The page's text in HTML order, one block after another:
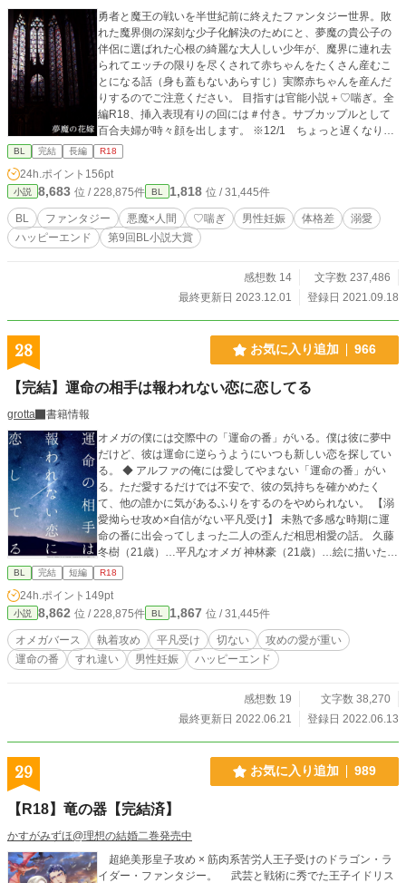
勇者と魔王の戦いを半世紀前に終えたファンタジー世界。敗
れた魔界側の深刻な少子化解決のためにと、夢魔の貴公子の
伴侶に選ばれた心根の綺麗な大人しい少年が、魔界に連れ去
られてエッチの限りを尽くされて赤ちゃんをたくさん産むこ
とになる話（身も蓋もないあらすじ）実際赤ちゃんを産んだ
りするのでご注意ください。 目指すは官能小説＋♡喘ぎ。全
編R18、挿入表現有りの回には＃付き。サブカップルとして
百合夫婦が時々顔を出します。 ※12/1 ちょっと遅くなりま
したが、番外編完結しました(´▽｀)久し振りで楽しかったで
す！ ご愛顧ありがとうございました。二人をイチャコラさせ
たくなったらまた更新します。
BL 完結 長編 R18
24h.ポイント 156pt
小説 8,683 位 / 228,875件 BL 1,818 位 / 31,445件
BL ファンタジー 悪魔×人間 ♡喘ぎ 男性妊娠 体格差
溺愛
ハッピーエンド
第9回BL小説大賞
感想数 14
文字数 237,486
最終更新日 2023.12.01
登録日 2021.09.18
28 お気に入り追加 966
【完結】運命の相手は報われない恋に恋してる
grotta
書籍情報
オメガの僕には交際中の「運命の番」がいる。僕は彼に夢中
だけど、彼は運命に逆らうようにいつも新しい恋を探してい
る。 ◆ アルファの俺には愛してやまない「運命の番」がい
る。ただ愛するだけでは不安で、彼の気持ちを確かめたく
て、他の誰かに気があるふりをするのをやめられない。 【溺
愛拗らせ攻め×自信がない平凡受け】 未熟で多感な時期に運
命の番に出会ってしまった二人の歪んだ相思相愛の話。 久藤
冬樹（21歳）…平凡なオメガ 神林豪（21歳）…絵に描いたよ
うなアルファ（中身はメンヘラ） ※番外編も完結しました。
ゼミの後輩が頑張るおまけのifルートとなります
BL 完結 短編 R18
24h.ポイント 149pt
小説 8,862 位 / 228,875件 BL 1,867 位 / 31,445件
オメガバース 執着攻め 平凡受け 切ない
攻めの愛が重い
運命の番
すれ違い 男性妊娠 ハッピーエンド
感想数 19
文字数 38,270
最終更新日 2022.06.21
登録日 2022.06.13
29 お気に入り追加 989
【R18】竜の器【完結済】
かすがみずほ@理想の結婚二巻発売中
超絶美形皇子攻め × 筋肉系苦労人王子受けのドラゴン・ラ
イダー・ファンタジー。 武芸と戦術に秀でた王子イドリス